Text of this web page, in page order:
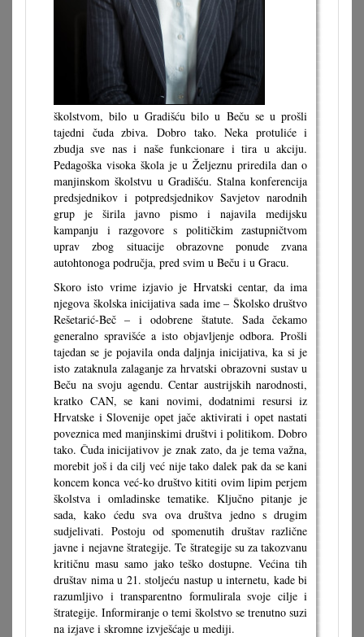
školstvom, bilo u Gradišću bilo u Beču se u prošli
tajedni čuda zbiva. Dobro tako. Neka protuliće i
zbudja sve nas i naše funkcionare i tira u akciju.
Pedagoška visoka škola je u Željeznu priredila dan o
manjinskom školstvu u Gradišću. Stalna konferencija
predsjednikov i potpredsjednikov Savjetov narodnih
grup je širila javno pismo i najavila medijsku
kampanju i razgovore s političkim zastupničtvom
uprav zbog situacije obrazovne ponude zvana
autohtonoga područja, pred svim u Beču i u Gracu.
Skoro isto vrime izjavio je Hrvatski centar, da ima
njegova školska inicijativa sada ime – Školsko društvo
Rešetarić-Beč – i odobrene štatute. Sada čekamo
generalno spravišće a isto objavljenje odbora. Prošli
tajedan se je pojavila onda daljnja inicijativa, ka si je
isto zataknula zalaganje za hrvatski obrazovni sustav u
Beču na svoju agendu. Centar austrijskih narodnosti,
kratko CAN, se kani novimi, dodatnimi resursi iz
Hrvatske i Slovenije opet jače aktivirati i opet nastati
poveznica med manjinskimi društvi i politikom. Dobro
tako. Čuda inicijativov je znak zato, da je tema važna,
morebit još i da cilj već nije tako dalek pak da se kani
koncem konca već-ko društvo kititi ovim lipim perjem
školstva i omladinske tematike. Ključno pitanje je
sada, kako ćedu sva ova društva jedno s drugim
sudjelivati. Postoju od spomenutih društav različne
javne i nejavne štrategije. Te štrategije su za takozvanu
kritičnu masu samo jako teško dostupne. Većina tih
društav nima u 21. stoljeću nastup u internetu, kade bi
razumljivo i transparentno formulirala svoje cilje i
štrategije. Informiranje o temi školstvo se trenutno suzi
na izjave i skromne izvješćaje u mediji.